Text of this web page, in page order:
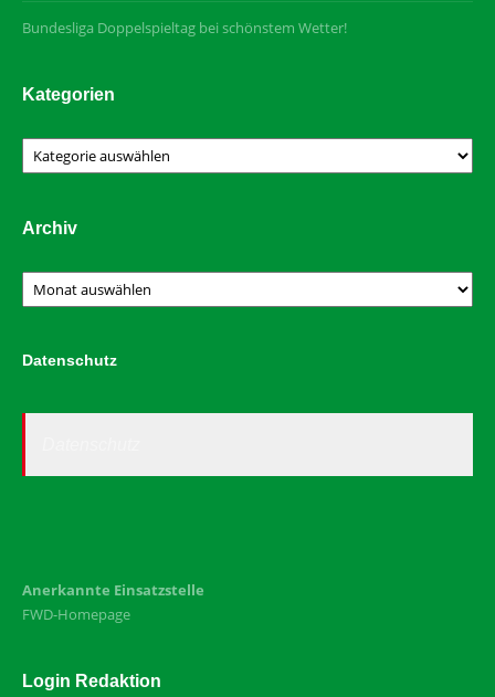
Bundesliga Doppelspieltag bei schönstem Wetter!
Kategorien
Kategorien
Archiv
Archiv
Datenschutz
Anerkannte Einsatzstelle
FWD-Homepage
Login Redaktion